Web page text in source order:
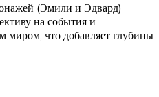
(Эмили и Эдвард)
на события и
миром, что добавляет глубины